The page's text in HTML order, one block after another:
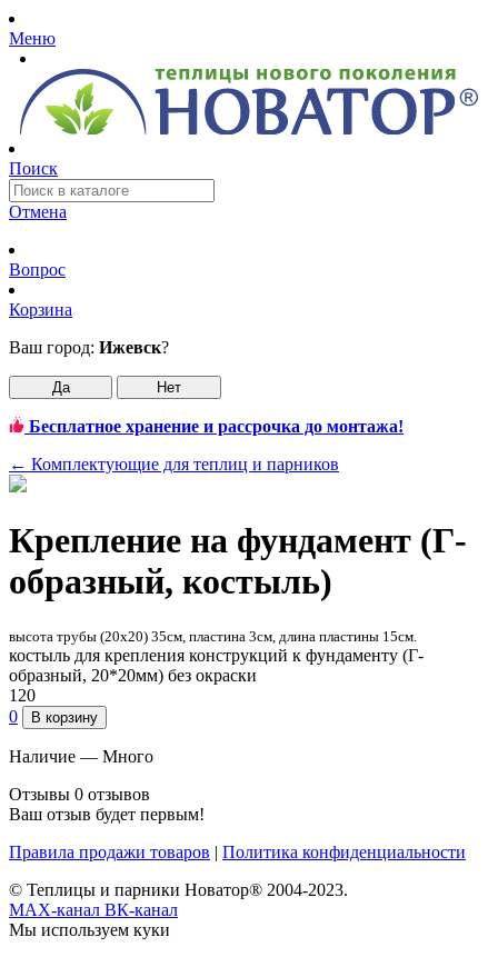
Меню
Поиск
Отмена
Вопрос
Корзина
Ваш город: Ижевск?
Да Нет
Бесплатное хранение и рассрочка до монтажа!
← Комплектующие для теплиц и парников
Крепление на фундамент (Г-
образный, костыль)
высота трубы (20х20) 35см, пластина 3см, длина пластины 15см.
костыль для крепления конструкций к фундаменту (Г-
образный, 20*20мм) без окраски
120
0
В корзину
Наличие — Много
Отзывы 0 отзывов
Ваш отзыв будет первым!
Правила продажи товаров | Политика конфиденциальности
© Теплицы и парники Новатор® 2004-2023.
MAX-канал ВК-канал
Мы используем куки